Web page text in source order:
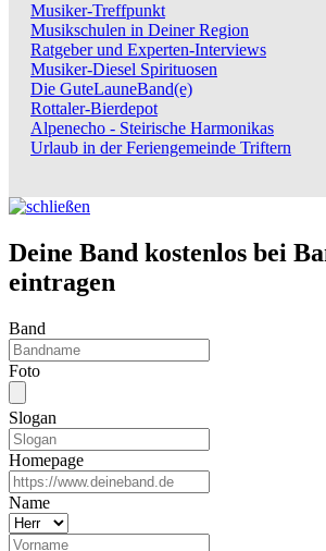
Musiker-Treffpunkt
Musikschulen in Deiner Region
Ratgeber und Experten-Interviews
Musiker-Diesel Spirituosen
Die GuteLauneBand(e)
Rottaler-Bierdepot
Alpenecho - Steirische Harmonikas
Urlaub in der Feriengemeinde Triftern
Deine Band kostenlos bei
eintragen
Band
Foto
Slogan
Homepage
Name